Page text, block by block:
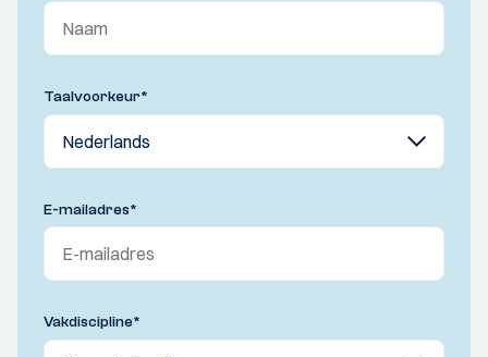
Taalvoorkeur*
E-mailadres*
Vakdiscipline*